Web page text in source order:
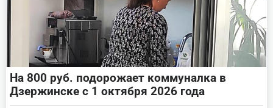
На 800 руб. подорожает коммуналка в
Дзержинске с 1 октября 2026 года